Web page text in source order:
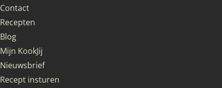
Contact
Recepten
Blog
Mijn KookJij
Nieuwsbrief
Recept insturen